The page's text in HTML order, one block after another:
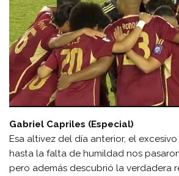
Gabriel Capriles (Especial)
Esa altivez del día anterior, el
hasta la falta de humildad nos
pero además descubrió la verdadera